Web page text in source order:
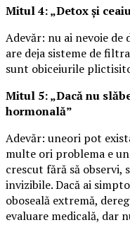
Mitul 4: „Detox și
Adevăr: nu ai nevoie de
are deja sisteme de
sunt obiceiurile
Mitul 5: „Dacă nu
hormonală”
Adevăr: uneori pot
multe ori problema e
crescut fără să observi,
invizibile. Dacă ai
oboseală extremă,
evaluare medicală, dar